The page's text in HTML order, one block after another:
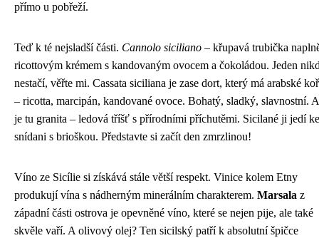
přímo u pobřeží.
Teď k té nejsladší části. Cannolo siciliano – křupavá trubička
ricottovým krémem s kandovaným ovocem a čokoládou. Jeden
nestačí, věřte mi. Cassata siciliana je zase dort, který má arabské
– ricotta, marcipán, kandované ovoce. Bohatý, sladký, slavnostní.
je tu granita – ledová tříšť s přírodními příchutěmi. Sicilané ji jedí ke
snídani s brioškou. Představte si začít den zmrzlinou!
Víno ze Sicílie si získává stále větší respekt. Vinice kolem Etny
produkují vína s nádherným minerálním charakterem. Marsala z
západní části ostrova je opevněné víno, které se nejen pije, ale také
skvěle vaří. A olivový olej? Ten sicilský patří k absolutní špičce